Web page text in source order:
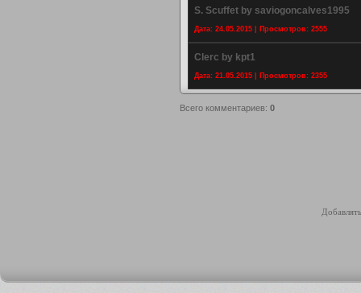
S. Scuffet by saviogoncalves1995
Дата: 24.05.2015 | Просмотров: 2555
Clerc by kpt1
Дата: 21.05.2015 | Просмотров: 2355
Всего комментариев: 0